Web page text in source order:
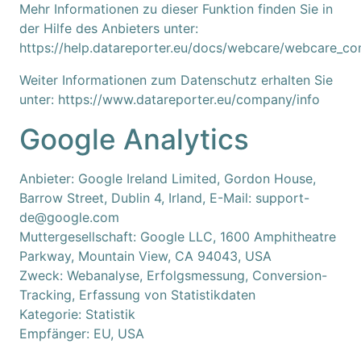
Mehr Informationen zu dieser Funktion finden Sie in
der Hilfe des Anbieters unter:
https://help.datareporter.eu/docs/webcare/
Weiter Informationen zum Datenschutz erhalten Sie
unter: https://www.datareporter.eu/company/info
Google Analytics
Anbieter: Google Ireland Limited, Gordon House,
Barrow Street, Dublin 4, Irland, E-Mail: support-
de@google.com
Muttergesellschaft: Google LLC, 1600 Amphitheatre
Parkway, Mountain View, CA 94043, USA
Zweck: Webanalyse, Erfolgsmessung, Conversion-
Tracking, Erfassung von Statistikdaten
Kategorie: Statistik
Empfänger: EU, USA